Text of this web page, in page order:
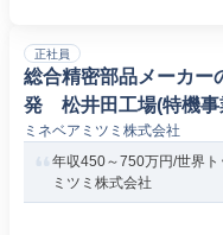
正社員
総合精密部品メーカー
発 松井田工場(特機事
ミネベアミツミ株式会社
年収450～750万円/世界
ミツミ株式会社